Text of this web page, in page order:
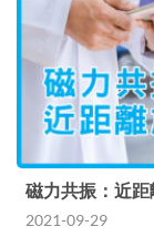
磁力共振：近
2021-09-29